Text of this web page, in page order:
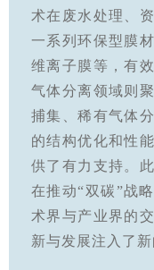
术在废水处理、
一系列环保型膜
维离子膜等，有
气体分离领域则
捕集、稀有气体
的结构优化和性
供了有力支持。
在推动“双碳”战
术界与产业界的
新与发展注入了新